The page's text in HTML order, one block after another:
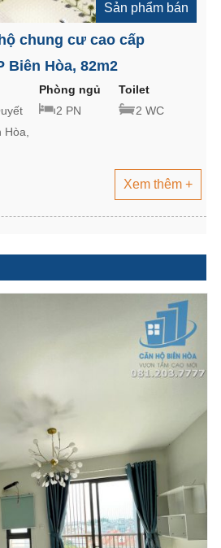
Sản phẩm bán
chung cư cao cấp
Biên Hòa, 82m2
Phòng ngủ
Toilet
2 PN 2 WC
Xem thêm +